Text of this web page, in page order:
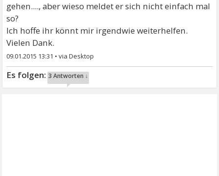
gehen...., aber wieso meldet er sich nicht einfach mal
so?
Ich hoffe ihr könnt mir irgendwie weiterhelfen.
Vielen Dank.
09.01.2015 13:31 •
3 Antworten ↓